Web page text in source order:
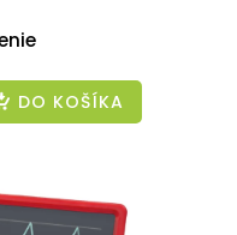
DO KOŠÍKA